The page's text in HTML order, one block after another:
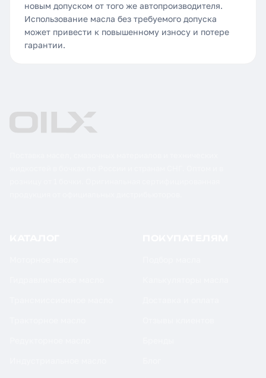
новым допуском от того же автопроизводителя.
Использование масла без требуемого допуска
может привести к повышенному износу и потере
гарантии.